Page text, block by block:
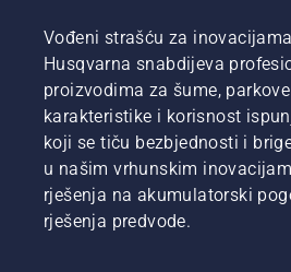
Vođeni strašću za
Husqvarna snabdijeva
proizvodima za šume,
karakteristike i korisnost
koji se tiču bezbjednosti i
u našim vrhunskim
rješenja na akumulatorski
rješenja predvode.